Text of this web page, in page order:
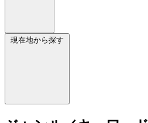
現在地から探す